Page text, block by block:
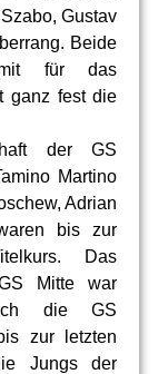
Gustav
Beide
für das
ganz fest die
der GS
Martino
Adrian
bis zur
Das
Mitte war
die GS
zur letzten
Jungs der